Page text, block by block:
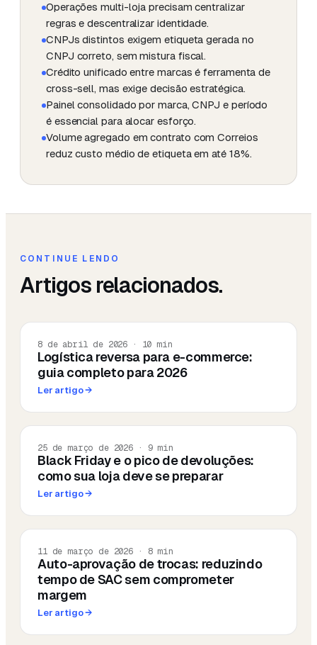
Operações multi-loja precisam centralizar
regras e descentralizar identidade.
CNPJs distintos exigem etiqueta gerada no
CNPJ correto, sem mistura fiscal.
Crédito unificado entre marcas é ferramenta de
cross-sell, mas exige decisão estratégica.
Painel consolidado por marca, CNPJ e período
é essencial para alocar esforço.
Volume agregado em contrato com Correios
reduz custo médio de etiqueta em até 18%.
CONTINUE LENDO
Artigos relacionados.
8 de abril de 2026 · 10 min
Logística reversa para e-commerce:
guia completo para 2026
Ler artigo→
25 de março de 2026· 9min
Black Friday e o pico de devoluções:
como sua loja deve se preparar
Ler artigo→
11 de março de 2026· 8min
Auto-aprovação de trocas: reduzindo
tempo de SAC sem comprometer
margem
Ler artigo→